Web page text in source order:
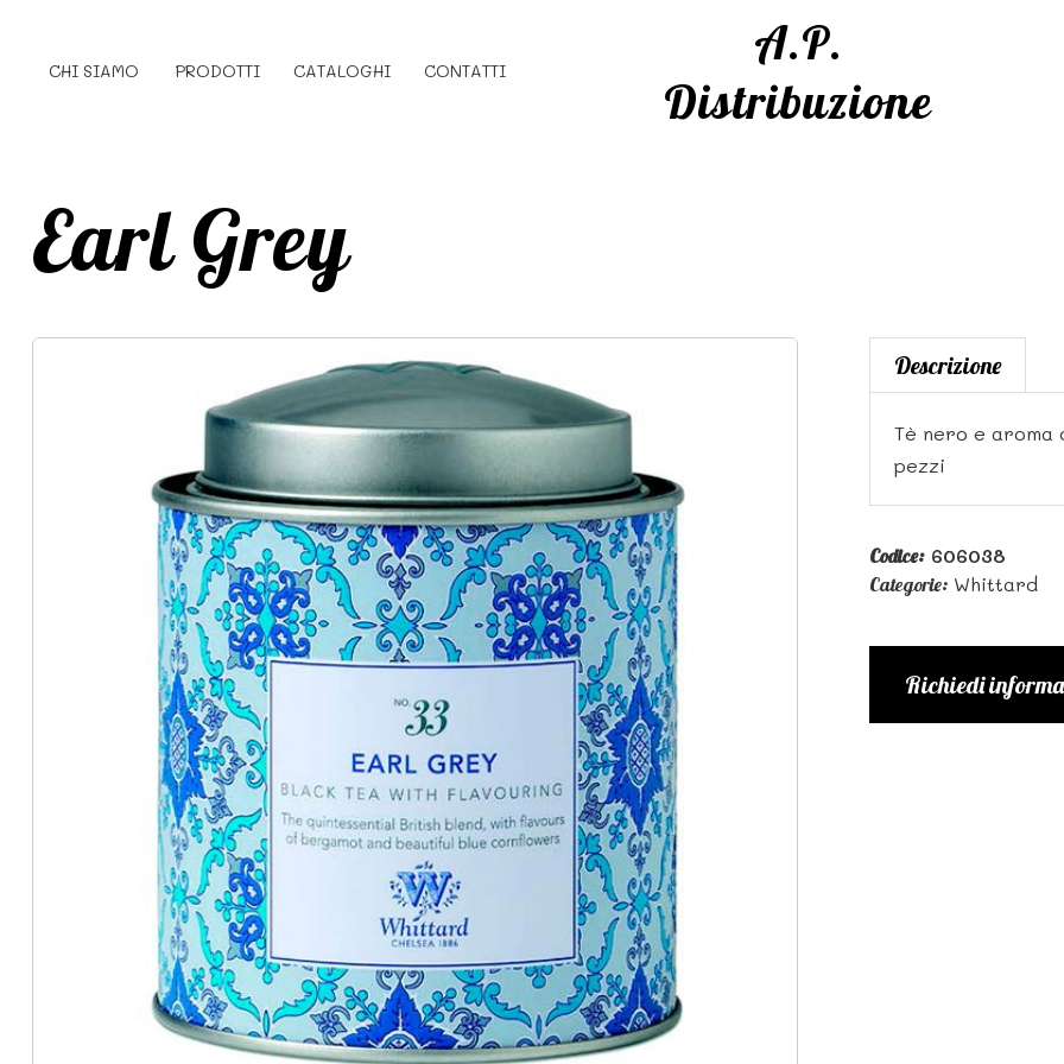
CHI SIAMO PRODOTTI CATALOGHI CONTATTI
A.P.
Distribuzione
Earl Grey
Descrizione
Tè nero e aroma
pezzi
Codice:606038
Categorie: Whittard
Richiedi